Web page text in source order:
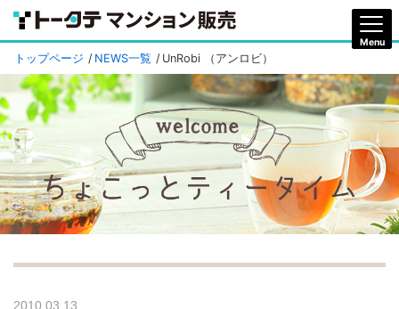
トップページ NEWS一覧 UnRobi （アンロビ）
2010.03.13